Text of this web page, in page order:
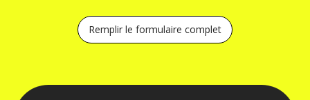
Remplir le formulaire complet